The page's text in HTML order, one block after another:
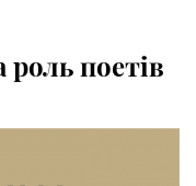
роль поетів